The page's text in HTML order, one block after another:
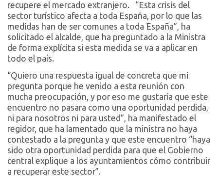
recupere el mercado extranjero. “Esta crisis del
sector turístico afecta a toda España, por lo que las
medidas han de ser comunes a toda España”, ha
solicitado el alcalde, que ha preguntado a la Ministra
de forma explícita si esta medida se va a aplicar en
todo el país.
“Quiero una respuesta igual de concreta que mi
pregunta porque he venido a esta reunión con
mucha preocupación, y por eso me gustaría que este
encuentro no pasara como una oportunidad perdida,
ni para nosotros ni para usted”, ha manifestado el
regidor, que ha lamentado que la ministra no haya
contestado a la pregunta y que este encuentro “haya
sido otra oportunidad perdida para que el Gobierno
central explique a los ayuntamientos cómo contribuir
a recuperar este sector”.